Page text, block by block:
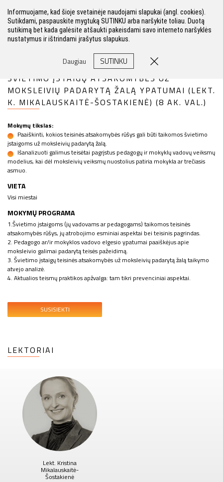
ŠVIETIMO ĮSTAIGŲ ATSAKOMYBĖS UŽ
MOKSLEIVIŲ PADARYTĄ ŽALĄ YPATUMAI (LEKT.
K. MIKALAUSKAITĖ-ŠOSTAKIENĖ) (8 AK. VAL.)
Mokymų tikslas:
Paaiškinti, kokios teisinės atsakomybės rūšys gali būti taikomos švietimo
įstaigoms už moksleivių padarytą žalą.
Išanalizuoti galimus teisėtai pagrįstus pedagogų ir mokyklų vadovų veiksmų
modelius, kai dėl moksleivių veiksmų nuostolius patiria mokykla ar trečiasis
asmuo.
VIETA
Visi miestai
MOKYMŲ PROGRAMA
1.Švietimo įstaigoms (jų vadovams ar pedagogams) taikomos teisinės
atsakomybės rūšys, jų atrobojimo esminiai aspektai bei teisinis pagrindas.
2. Pedagogo ar/ir mokyklos vadovo elgesio ypatumai paaiškėjus apie
moksleivio galimai padarytą teisės pažeidimą.
3. Švietimo įstaigų teisinės atsakomybės už moksleivių padarytą žalą taikymo
atvejo analizė.
4. Aktualios teismų praktikos apžvalga: tam tikri prevenciniai aspektai.
SUSISIEKTI
LEKTORIAI
Lekt. Kristina
Mikalauskaitė-
Šostakienė
Informuojame, kad šioje svetainėje naudojami slapukai (angl. cookies).
Sutikdami, paspauskite mygtuką SUTINKU arba naršykite toliau. Duotą
sutikimą bet kada galėsite atšaukti pakeisdami savo interneto naršyklės
nustatymus ir ištrindami įrašytus slapukus.
Daugiau SUTINKU